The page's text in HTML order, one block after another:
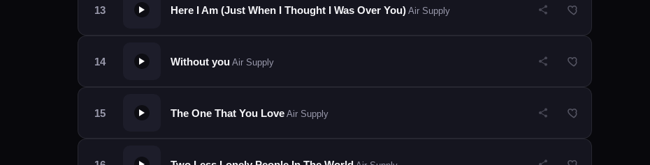
Here I Am (Just When I Thought I Was Over You)Air Supply
Without youAir Supply
The One That You LoveAir Supply